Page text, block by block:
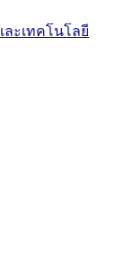
ะเทคโนโลยี